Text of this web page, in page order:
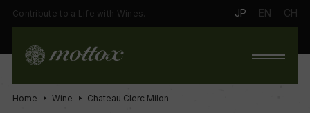
Contribute to a Life with Wines. JP EN CH
Home Wine Chateau Clerc Milon